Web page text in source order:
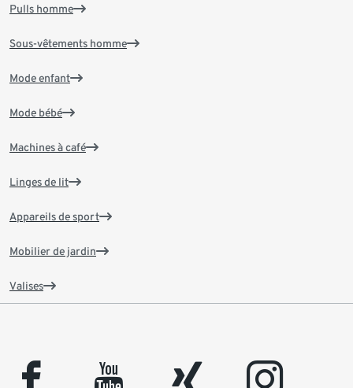
Pulls homme
Sous-vêtements homme
Mode enfant
Mode bébé
Machines à café
Linges de lit
Appareils de sport
Mobilier de jardin
Valises
facebook youtube xing instagram